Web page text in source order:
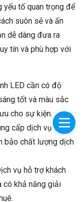
yếu tố quan trọng để
suôn sẻ và ấn
dễ dàng đưa ra
tín và phù hợp với
LED cần có độ
tốt và màu sắc
cho sự kiện.
cấp dịch vụ với
bảo chất lượng dịch
vụ hỗ trợ khách
có khả năng giải